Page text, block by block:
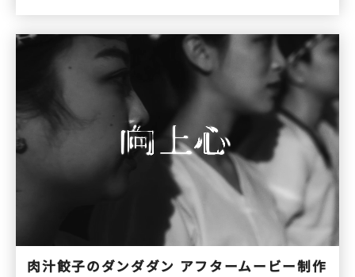
肉汁餃子のダンダダン アフタームービー制作